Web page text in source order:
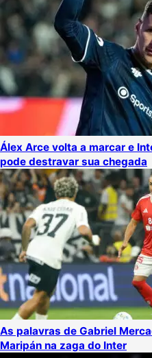
Álex Arce volta a marcar e
pode destravar sua chegada
As palavras de Gabriel
Maripán na zaga do Inter